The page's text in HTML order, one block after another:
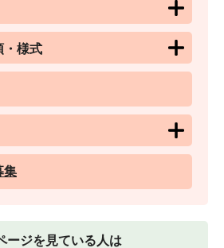
・様式
集
ージを見ている人は